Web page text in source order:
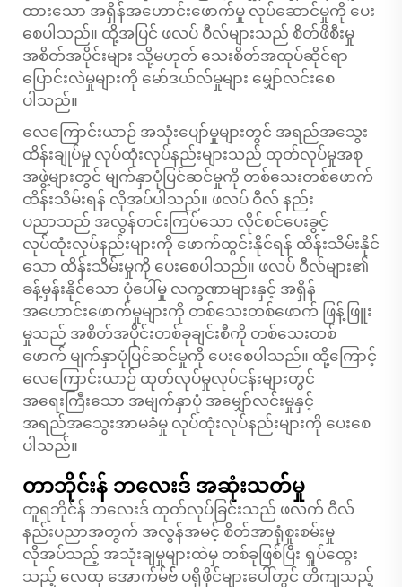
ထားသော အရှိန်အဟောင်းဖောက်မှု လုပ်ဆောင်မှုကို ပေး
စေပါသည်။ ထို့အပြင် ဖလပ် ဝီလ်များသည် စိတ်ဖိစီးမှု
အစိတ်အပိုင်းများ သို့မဟုတ် သေးစိတ်အထုပ်ဆိုင်ရာ
ပြောင်းလဲမှုများကို မော်ဒယ်လ်မှုများ မျှော်လင်းစေ
ပါသည်။
လေကြောင်းယာဉ် အသုံးပျော်မှုများတွင် အရည်အသွေး
ထိန်းချုပ်မှု လုပ်ထုံးလုပ်နည်းများသည် ထုတ်လုပ်မှုအစု
အဖွဲ့များတွင် မျက်နှာပုံပြင်ဆင်မှုကို တစ်သေးတစ်ဖောက်
ထိန်းသိမ်းရန် လိုအပ်ပါသည်။ ဖလပ် ဝီလ် နည်း
ပညာသည် အလွန်တင်းကြပ်သော လိုင်စင်ပေးခွင့်
လုပ်ထုံးလုပ်နည်းများကို ဖောက်ထွင်းနိုင်ရန် ထိန်းသိမ်းနိုင်
သော ထိန်းသိမ်းမှုကို ပေးစေပါသည်။ ဖလပ် ဝီလ်များ၏
ခန့်မှန်းနိုင်သော ပုံပေါ်မှု လက္ခဏာများနှင့် အရှိန်
အဟောင်းဖောက်မှုများကို တစ်သေးတစ်ဖောက် ဖြန့်ဖြူး
မှုသည် အစိတ်အပိုင်းတစ်ခုချင်းစီကို တစ်သေးတစ်
ဖောက် မျက်နှာပုံပြင်ဆင်မှုကို ပေးစေပါသည်။ ထို့ကြောင့်
လေကြောင်းယာဉ် ထုတ်လုပ်မှုလုပ်ငန်းများတွင်
အရေးကြီးသော အမျက်နှာပုံ အမျှော်လင်းမှုနှင့်
အရည်အသွေးအာမခံမှု လုပ်ထုံးလုပ်နည်းများကို ပေးစေ
ပါသည်။
တာဘိုင်းန် ဘလေးဒ် အဆုံးသတ်မှု
တူရဘိုင်န် ဘလေးဒ် ထုတ်လုပ်ခြင်းသည် ဖလက် ဝီလ်
နည်းပညာအတွက် အလွန်အမင့် စိတ်အာရုံစူးစမ်းမှု
လိုအပ်သည့် အသုံးချမှုများထဲမှ တစ်ခုဖြစ်ပြီး ရှုပ်ထွေး
သည့် လေထု အောက်မ်ဗ်် ပရိုဖိုင်များပေါ်တွင် တိကျသည့်